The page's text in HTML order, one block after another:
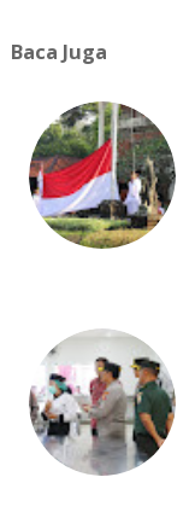
Baca Juga